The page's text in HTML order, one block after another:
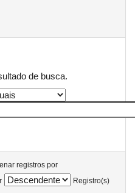
de busca.
registros por
Registro(s)